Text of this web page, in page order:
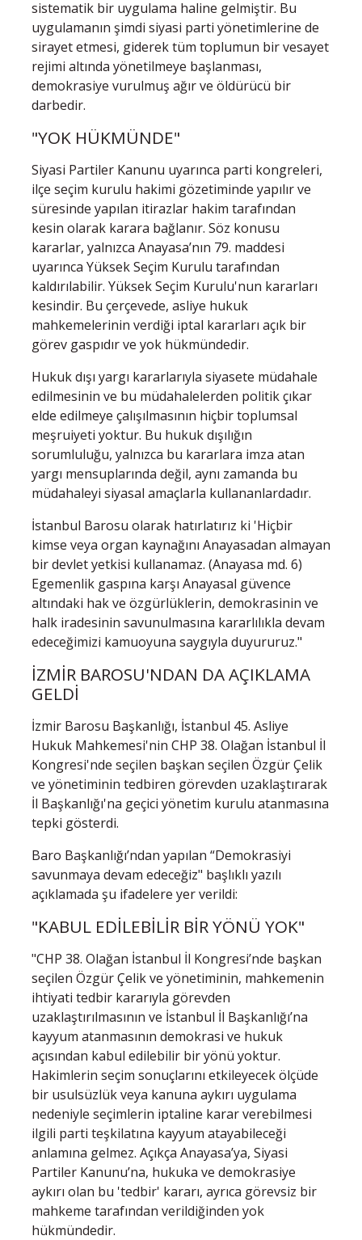
sistematik bir uygulama haline gelmiştir. Bu
uygulamanın şimdi siyasi parti yönetimlerine de
sirayet etmesi, giderek tüm toplumun bir vesayet
rejimi altında yönetilmeye başlanması,
demokrasiye vurulmuş ağır ve öldürücü bir
darbedir.
"YOK HÜKMÜNDE"
Siyasi Partiler Kanunu uyarınca parti kongreleri,
ilçe seçim kurulu hakimi gözetiminde yapılır ve
süresinde yapılan itirazlar hakim tarafından
kesin olarak karara bağlanır. Söz konusu
kararlar, yalnızca Anayasa’nın 79. maddesi
uyarınca Yüksek Seçim Kurulu tarafından
kaldırılabilir. Yüksek Seçim Kurulu'nun kararları
kesindir. Bu çerçevede, asliye hukuk
mahkemelerinin verdiği iptal kararları açık bir
görev gaspıdır ve yok hükmündedir.
Hukuk dışı yargı kararlarıyla siyasete müdahale
edilmesinin ve bu müdahalelerden politik çıkar
elde edilmeye çalışılmasının hiçbir toplumsal
meşruiyeti yoktur. Bu hukuk dışılığın
sorumluluğu, yalnızca bu kararlara imza atan
yargı mensuplarında değil, aynı zamanda bu
müdahaleyi siyasal amaçlarla kullananlardadır.
İstanbul Barosu olarak hatırlatırız ki 'Hiçbir
kimse veya organ kaynağını Anayasadan almayan
bir devlet yetkisi kullanamaz. (Anayasa md. 6)
Egemenlik gaspına karşı Anayasal güvence
altındaki hak ve özgürlüklerin, demokrasinin ve
halk iradesinin savunulmasına kararlılıkla devam
edeceğimizi kamuoyuna saygıyla duyururuz."
İZMİR BAROSU'NDAN DA AÇIKLAMA
GELDİ
İzmir Barosu Başkanlığı, İstanbul 45. Asliye
Hukuk Mahkemesi'nin CHP 38. Olağan İstanbul İl
Kongresi'nde seçilen başkan seçilen Özgür Çelik
ve yönetiminin tedbiren görevden uzaklaştırarak
İl Başkanlığı'na geçici yönetim kurulu atanmasına
tepki gösterdi.
Baro Başkanlığı’ndan yapılan “Demokrasiyi
savunmaya devam edeceğiz" başlıklı yazılı
açıklamada şu ifadelere yer verildi:
"KABUL EDİLEBİLİR BİR YÖNÜ YOK"
"CHP 38. Olağan İstanbul İl Kongresi’nde başkan
seçilen Özgür Çelik ve yönetiminin, mahkemenin
ihtiyati tedbir kararıyla görevden
uzaklaştırılmasının ve İstanbul İl Başkanlığı’na
kayyum atanmasının demokrasi ve hukuk
açısından kabul edilebilir bir yönü yoktur.
Hakimlerin seçim sonuçlarını etkileyecek ölçüde
bir usulsüzlük veya kanuna aykırı uygulama
nedeniyle seçimlerin iptaline karar verebilmesi
ilgili parti teşkilatına kayyum atayabileceği
anlamına gelmez. Açıkça Anayasa’ya, Siyasi
Partiler Kanunu’na, hukuka ve demokrasiye
aykırı olan bu 'tedbir' kararı, ayrıca görevsiz bir
mahkeme tarafından verildiğinden yok
hükmündedir.